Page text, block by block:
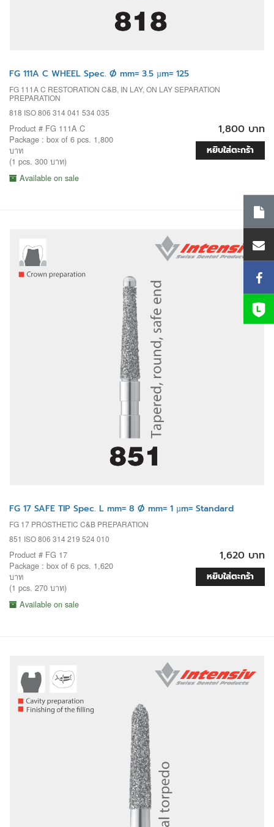
FG 111A C WHEEL Spec. Ø mm= 3.5 µm= 125
FG 111A C RESTORATION C&B, IN LAY, ON LAY SEPARATION
PREPARATION
818 ISO 806 314 041 534 035
Product # FG 111A C
Package : box of 6 pcs. 1,800
บาท
(1 pcs. 300 บาท)
Available on sale
1,800 บาท
หยิบใส่ตะกร้า
FG 17 SAFE TIP Spec. L mm= 8 Ø mm= 1 µm= Standard
FG 17 PROSTHETIC C&B PREPARATION
851 ISO 806 314 219 524 010
Product # FG 17
Package : box of 6 pcs. 1,620
บาท
(1 pcs. 270 บาท)
Available on sale
1,620 บาท
หยิบใส่ตะกร้า